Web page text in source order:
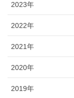
2023年
2022年
2021年
2020年
2019年